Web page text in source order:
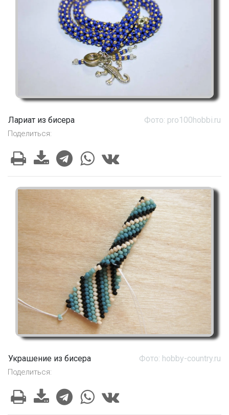
Лариат из бисера Фото: pro100hobbi.ru
Поделиться:
Украшение из бисера Фото: hobby-country.ru
Поделиться: